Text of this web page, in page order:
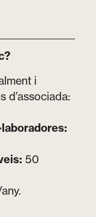
i
d’associada:
50